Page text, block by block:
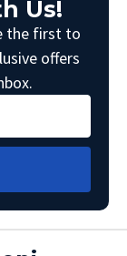
Us!
the first to
offers